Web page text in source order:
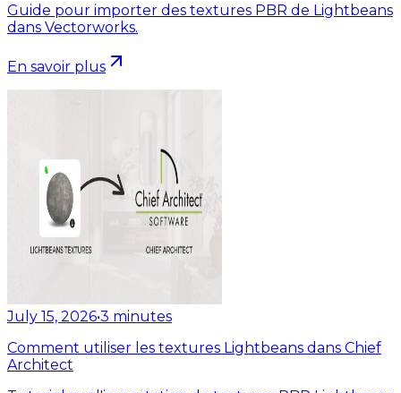
Guide pour importer des textures PBR de Lightbeans
dans Vectorworks.
En savoir plus
July 15, 2026•3 minutes
Comment utiliser les textures Lightbeans dans Chief
Architect